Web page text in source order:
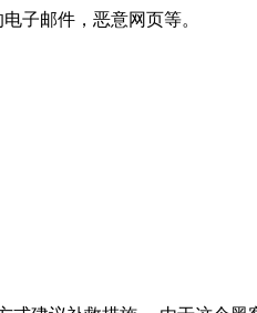
子邮件，恶意网页等。